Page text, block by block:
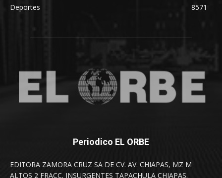
Deportes
8571
Periodico EL ORBE
EDITORA ZAMORA CRUZ SA DE CV. AV. CHIAPAS, MZ M
ALTOS 2 FRACC. INSURGENTES TAPACHULA CHIAPAS.